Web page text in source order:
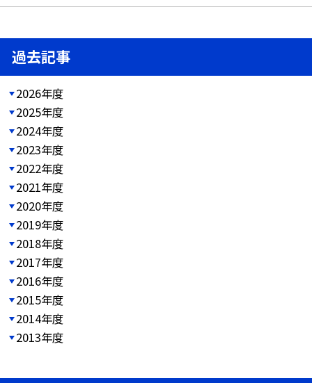
過去記事
2026年度
2025年度
2024年度
2023年度
2022年度
2021年度
2020年度
2019年度
2018年度
2017年度
2016年度
2015年度
2014年度
2013年度